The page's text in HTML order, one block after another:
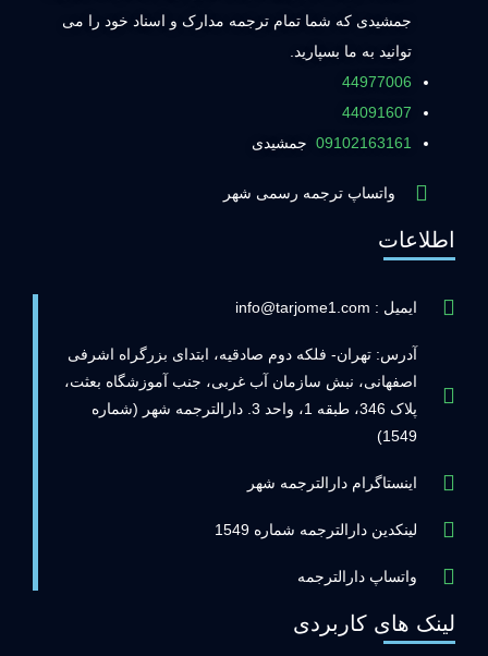
جمشیدی که شما تمام ترجمه مدارک و اسناد خود را می
توانید به ما بسپارید.
44977006
44091607
09102163161 جمشیدی
واتساپ ترجمه رسمی شهر
اطلاعات
ایمیل : info@tarjome1.com
آدرس: تهران- فلکه دوم صادقیه، ابتدای بزرگراه اشرفی
اصفهانی، نبش سازمان آب غربی، جنب آموزشگاه بعثت،
پلاک 346، طبقه 1، واحد 3. دارالترجمه شهر (شماره
1549)
اینستاگرام دارالترجمه شهر
لینکدین دارالترجمه شماره 1549
واتساپ دارالترجمه
لینک های کاربردی